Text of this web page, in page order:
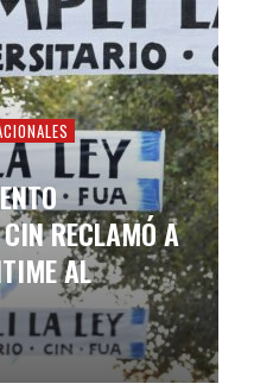
RECLAMÓ A
AL